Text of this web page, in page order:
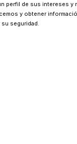
perfil de sus intereses
y obtener
su seguridad.